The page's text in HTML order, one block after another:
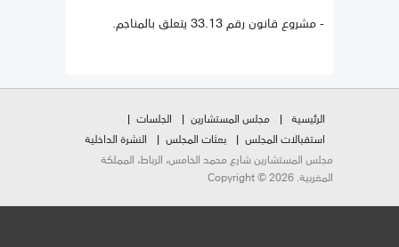
- مشروع قانون رقم 33.13 يتعلق بالمناجم.
الرئيسية مجلس المستشارين
الجلسات
استقبالات المجلس
بعثات المجلس
النشرة الداخلية
مجلس المستشارين شارع محمد الخامس، الرباط، المملكة
المغربية. Copyright © 2026